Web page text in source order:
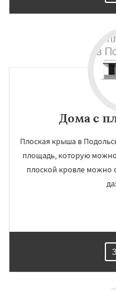
Дома с
Плоская крыша в
площадь, которую можно
плоской кровле можно